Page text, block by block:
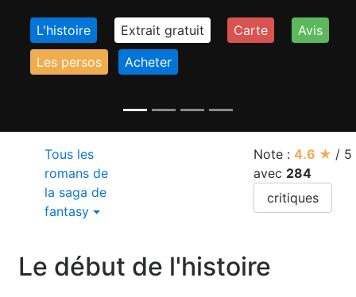
L'histoire Extrait gratuit Carte
Avis
Les persos
Acheter
Tous les
romans de
la saga de
fantasy
Note : 4.6 ★ / 5
avec 284
critiques
Le début de l'histoire